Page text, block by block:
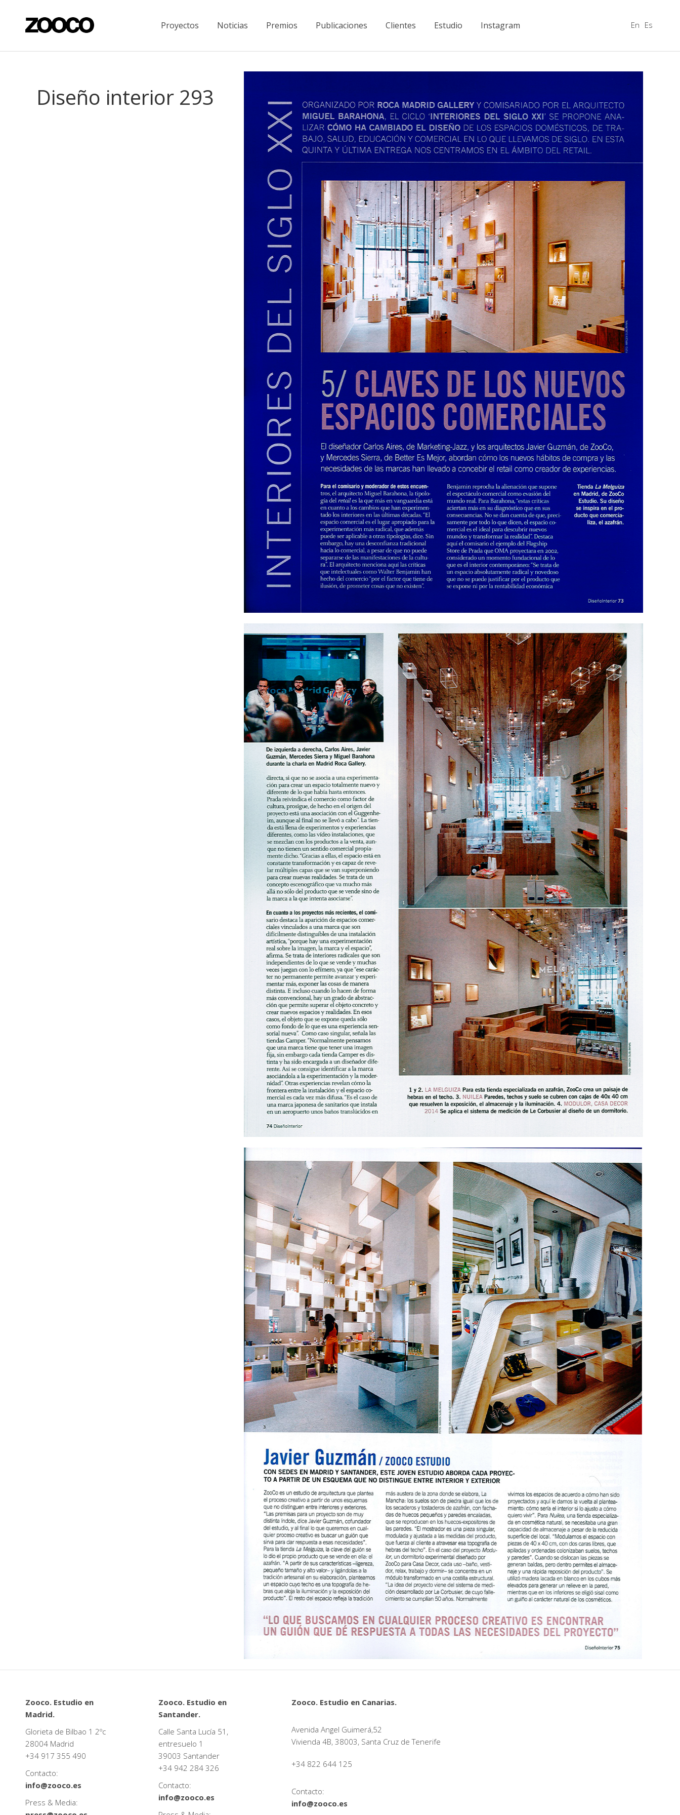
Proyectos Noticias Premios Publicaciones Clientes Estudio Instagram En Es
Diseño interior 293
Zooco. Estudio en
Madrid.
Glorieta de Bilbao 1 2ºc
28004 Madrid
+34 917 355 490
Contacto:
info@zooco.es
Press & Media:
Zooco. Estudio en
Santander.
Calle Santa Lucía 51,
entresuelo 1
39003 Santander
+34 942 284 326
Contacto:
info@zooco.es
Zooco. Estudio en Canarias.
Avenida Angel Guimerá,52
Vivienda 4B, 38003, Santa Cruz de Tenerife
+34 822 644 125
Contacto:
info@zooco.es